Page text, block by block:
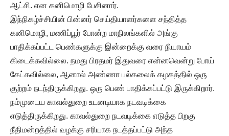
ஆட்சி. என கனிமொழி பேசினார்.
இந்நிகழ்ச்சியின் பின்னர் செய்தியாளர்களை சந்தித்த
கனிமொழி, மணிப்பூர் போன்ற மாநிலங்களில் அங்கு
பாதிக்கப்பட்ட பெண்களுக்கு இன்றைக்கு வரை நியாயம்
கிடைக்கவில்லை. நமது பிரதமர் இதுவரை என்னவென்று போய்
கேட்கவில்லை, ஆனால் அண்ணா பல்கலைக் கழகத்தில் ஒரு
குற்றம் நடந்திருக்கிறது. ஒரு பெண் பாதிக்கப்பட்டு இருக்கிறார்.
நம்முடைய காவல்துறை உடனடியாக நடவடிக்கை
எடுத்திருக்கிறது. காவல்துறை நடவடிக்கை எடுத்த பிறகு
நீதிமன்றத்தில் வழக்கு சரியாக நடத்தப்பட்டு அந்த